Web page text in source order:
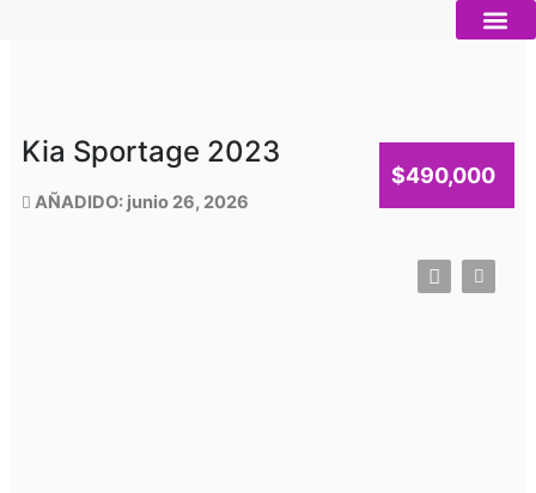
Kia Sportage 2023
AÑADIDO: junio 26, 2026
$490,000